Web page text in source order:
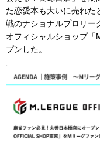
た恋愛本も大いに売れた
戦のナショナルプロリー
オフィシャルショップ「
プンした。